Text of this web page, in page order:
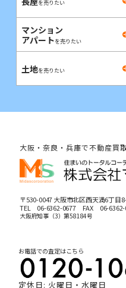
を売りたい
マンション
アパートを売りたい
土地を売りたい
大阪・奈良・兵庫で不動産買
〒530-0047 大阪市北区西天満6丁目
TEL 06-6362-0677FAX 06-6362-
大阪府知事（3）第58184号
お電話での査定はこちら
定休日: 火曜日・水曜日